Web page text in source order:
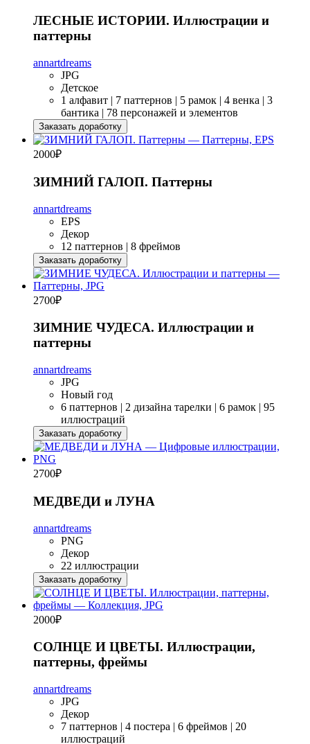
ЛЕСНЫЕ ИСТОРИИ. Иллюстрации и
паттерны
annartdreams
JPG
Детское
1 алфавит | 7 паттернов | 5 рамок | 4 венка | 3
бантика | 78 персонажей и элементов
Заказать доработку
2000₽
ЗИМНИЙ ГАЛОП. Паттерны
annartdreams
EPS
Декор
12 паттернов | 8 фреймов
Заказать доработку
2700₽
ЗИМНИЕ ЧУДЕСА. Иллюстрации и
паттерны
annartdreams
JPG
Новый год
6 паттернов | 2 дизайна тарелки | 6 рамок | 95
иллюстраций
Заказать доработку
2700₽
МЕДВЕДИ и ЛУНА
annartdreams
PNG
Декор
22 иллюстрации
Заказать доработку
2000₽
СОЛНЦЕ И ЦВЕТЫ. Иллюстрации,
паттерны, фреймы
annartdreams
JPG
Декор
7 паттернов | 4 постера | 6 фреймов | 20
иллюстраций